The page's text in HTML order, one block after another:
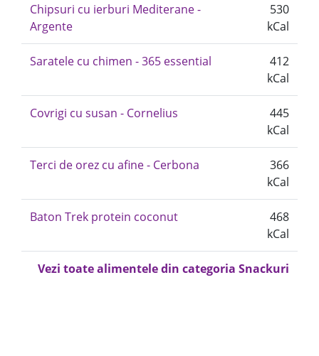
Chipsuri cu ierburi Mediterane -
Argente
530
kCal
Saratele cu chimen - 365 essential
412
kCal
Covrigi cu susan - Cornelius
445
kCal
Terci de orez cu afine - Cerbona
366
kCal
Baton Trek protein coconut
468
kCal
Vezi toate alimentele din categoria Snackuri